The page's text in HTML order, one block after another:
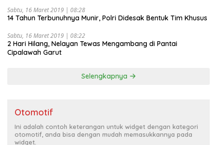
Sabtu, 16 Maret 2019 | 08:28
14 Tahun Terbunuhnya Munir, Polri Didesak Bentuk Tim Khusus
Sabtu, 16 Maret 2019 | 08:22
2 Hari Hilang, Nelayan Tewas Mengambang di Pantai
Cipalawah Garut
Selengkapnya
Otomotif
Ini adalah contoh keterangan untuk widget dengan kategori
otomotif, anda bisa dengan mudah memasukkannya pada
widget.